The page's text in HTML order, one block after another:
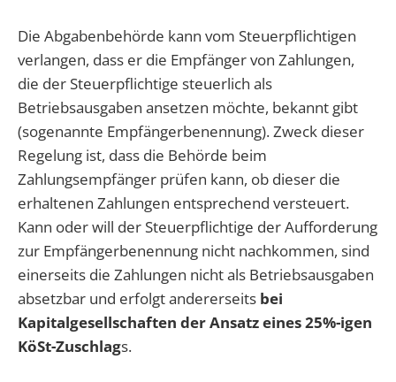
Die Abgabenbehörde kann vom Steuerpflichtigen
verlangen, dass er die Empfänger von Zahlungen,
die der Steuerpflichtige steuerlich als
Betriebsausgaben ansetzen möchte, bekannt gibt
(sogenannte Empfängerbenennung). Zweck dieser
Regelung ist, dass die Behörde beim
Zahlungsempfänger prüfen kann, ob dieser die
erhaltenen Zahlungen entsprechend versteuert.
Kann oder will der Steuerpflichtige der Aufforderung
zur Empfängerbenennung nicht nachkommen, sind
einerseits die Zahlungen nicht als Betriebsausgaben
absetzbar und erfolgt andererseits bei
Kapitalgesellschaften der Ansatz eines 25%-igen
KöSt-Zuschlags.